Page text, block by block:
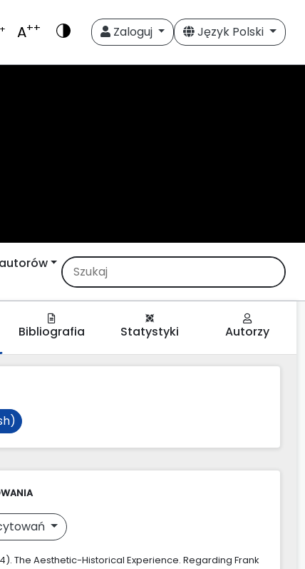
+ A++ Zaloguj Język Polski
Bibliografia Statystyki Autorzy
The Aesthetic-Historical Experience. Regarding Frank